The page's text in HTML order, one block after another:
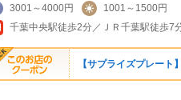
3001～4000円
1001～1500円
千葉中央駅徒歩2分／ＪＲ千葉駅徒歩7
【サプライズプレート